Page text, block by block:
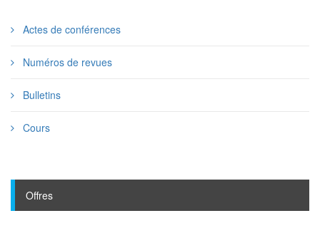
Actes de conférences
Numéros de revues
Bulletins
Cours
Offres